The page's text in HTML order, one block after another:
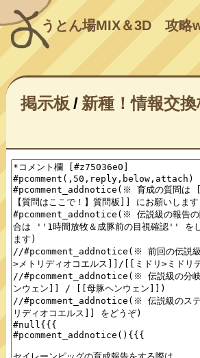
うとん場MIX＆3D攻略
掲示板 / 新種！情報交換